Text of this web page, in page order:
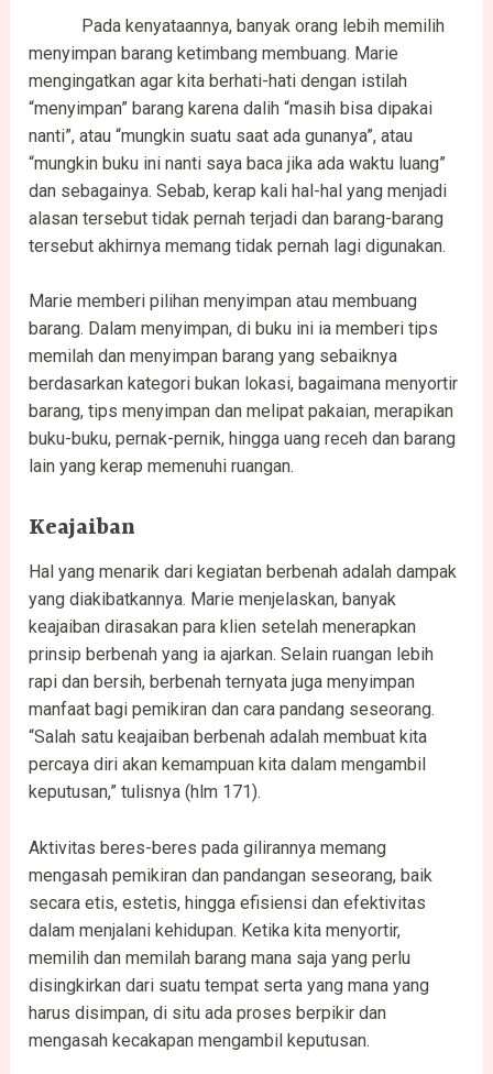
Pada kenyataannya, banyak orang lebih memilih
menyimpan barang ketimbang membuang. Marie
mengingatkan agar kita berhati-hati dengan istilah
“menyimpan” barang karena dalih “masih bisa dipakai
nanti”, atau “mungkin suatu saat ada gunanya”, atau
“mungkin buku ini nanti saya baca jika ada waktu luang”
dan sebagainya. Sebab, kerap kali hal-hal yang menjadi
alasan tersebut tidak pernah terjadi dan barang-barang
tersebut akhirnya memang tidak pernah lagi digunakan.
Marie memberi pilihan menyimpan atau membuang
barang. Dalam menyimpan, di buku ini ia memberi tips
memilah dan menyimpan barang yang sebaiknya
berdasarkan kategori bukan lokasi, bagaimana menyortir
barang, tips menyimpan dan melipat pakaian, merapikan
buku-buku, pernak-pernik, hingga uang receh dan barang
lain yang kerap memenuhi ruangan.
Keajaiban
Hal yang menarik dari kegiatan berbenah adalah dampak
yang diakibatkannya. Marie menjelaskan, banyak
keajaiban dirasakan para klien setelah menerapkan
prinsip berbenah yang ia ajarkan. Selain ruangan lebih
rapi dan bersih, berbenah ternyata juga menyimpan
manfaat bagi pemikiran dan cara pandang seseorang.
“Salah satu keajaiban berbenah adalah membuat kita
percaya diri akan kemampuan kita dalam mengambil
keputusan,” tulisnya (hlm 171).
Aktivitas beres-beres pada gilirannya memang
mengasah pemikiran dan pandangan seseorang, baik
secara etis, estetis, hingga efisiensi dan efektivitas
dalam menjalani kehidupan. Ketika kita menyortir,
memilih dan memilah barang mana saja yang perlu
disingkirkan dari suatu tempat serta yang mana yang
harus disimpan, di situ ada proses berpikir dan
mengasah kecakapan mengambil keputusan.